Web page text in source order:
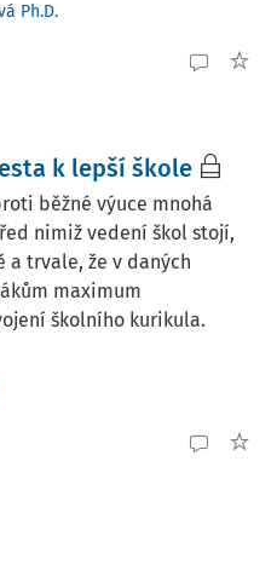
Ph.D.
k lepší škole
běžné výuce mnohá
nimiž vedení škol stojí,
a trvale, že v daných
maximum
školního kurikula.